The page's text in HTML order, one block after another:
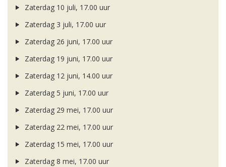
Zaterdag 10 juli, 17.00 uur
Zaterdag 3 juli, 17.00 uur
Zaterdag 26 juni, 17.00 uur
Zaterdag 19 juni, 17.00 uur
Zaterdag 12 juni, 14.00 uur
Zaterdag 5 juni, 17.00 uur
Zaterdag 29 mei, 17.00 uur
Zaterdag 22 mei, 17.00 uur
Zaterdag 15 mei, 17.00 uur
Zaterdag 8 mei, 17.00 uur